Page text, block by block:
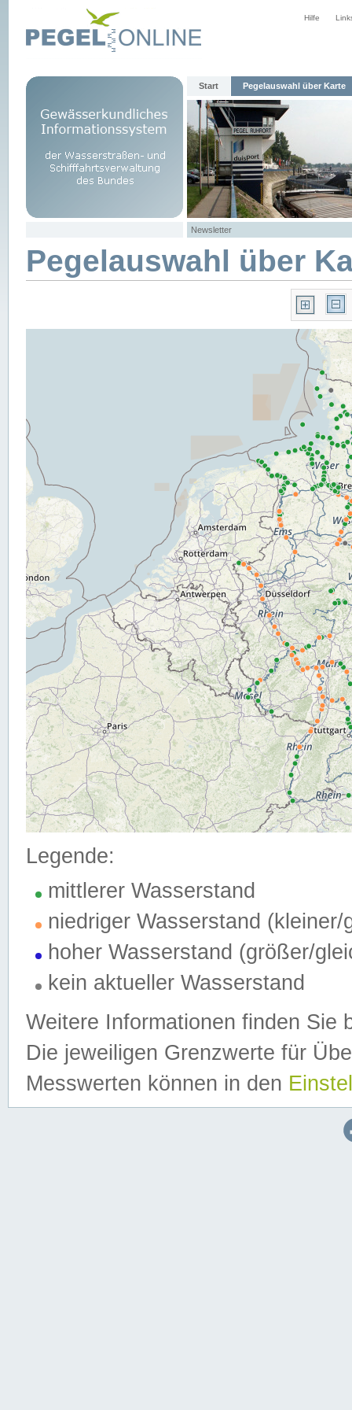
Hilfe
Start Pegelauswahl über Karte
Newsletter
Pegelauswahl über
Legende:
mittlerer Wasserstand
niedriger Wasserstand (kleiner/
hoher Wasserstand (größer/
kein aktueller Wasserstand
Weitere Informationen finden Sie
Die jeweiligen Grenzwerte für
Messwerten können in den